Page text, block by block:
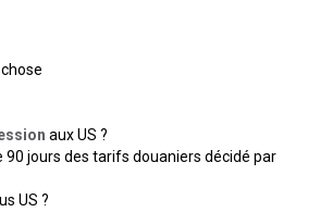
aux US ?
90 jours des tarifs douaniers décidé par
US ?